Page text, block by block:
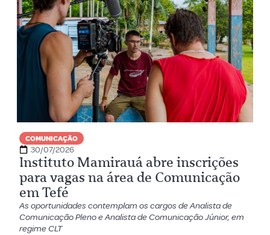
COMUNICAÇÃO
30/07/2026
Instituto Mamirauá abre inscrições
para vagas na área de Comunicação
em Tefé
As oportunidades contemplam os cargos de Analista de
Comunicação Pleno e Analista de Comunicação Júnior, em
regime CLT